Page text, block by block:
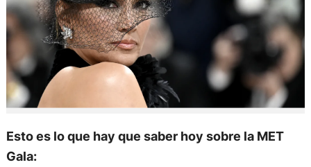
Esto es lo que hay que saber hoy sobre la MET
Gala: